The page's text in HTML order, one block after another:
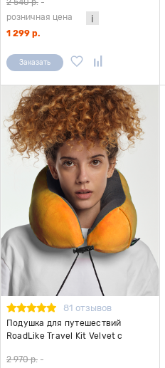
2 540 р. -
розничная цена
1 299 р.
Заказать
81 отзывов
Подушка для путешествий
RoadLike Travel Kit Velvet с
2 970 р. -